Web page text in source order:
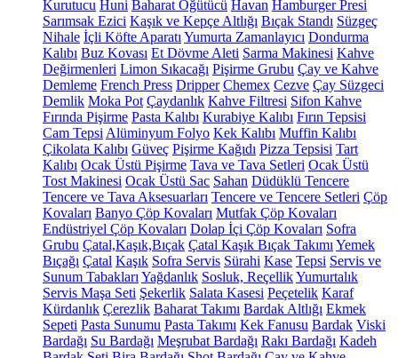
Kurutucu Huni Baharat Öğütücü Havan Hamburger Presi
Sarımsak Ezici Kaşık ve Kepçe Altlığı Bıçak Standı Süzgeç
Nihale İçli Köfte Aparatı Yumurta Zamanlayıcı Dondurma
Kalıbı Buz Kovası Et Dövme Aleti Sarma Makinesi Kahve
Değirmenleri Limon Sıkacağı Pişirme Grubu Çay ve Kahve
Demleme French Press Dripper Chemex Cezve Çay Süzgeci
Demlik Moka Pot Çaydanlık Kahve Filtresi Sifon Kahve
Fırında Pişirme Pasta Kalıbı Kurabiye Kalıbı Fırın Tepsisi
Cam Tepsi Alüminyum Folyo Kek Kalıbı Muffin Kalıbı
Çikolata Kalıbı Güveç Pişirme Kağıdı Pizza Tepsisi Tart
Kalıbı Ocak Üstü Pişirme Tava ve Tava Setleri Ocak Üstü
Tost Makinesi Ocak Üstü Sac Sahan Düdüklü Tencere
Tencere ve Tava Aksesuarları Tencere ve Tencere Setleri Çöp
Kovaları Banyo Çöp Kovaları Mutfak Çöp Kovaları
Endüstriyel Çöp Kovaları Dolap İçi Çöp Kovaları Sofra
Grubu Çatal,Kaşık,Bıçak Çatal Kaşık Bıçak Takımı Yemek
Bıçağı Çatal Kaşık Sofra Servis Sürahi Kase Tepsi Servis ve
Sunum Tabakları Yağdanlık Sosluk, ReçellikYumurtalık
Servis Maşa Seti Şekerlik Salata Kasesi Peçetelik Karaf
Kürdanlık Çerezlik Baharat Takımı Bardak Altlığı Ekmek
Sepeti Pasta Sunumu Pasta Takımı Kek Fanusu Bardak Viski
Bardağı Su Bardağı Meşrubat Bardağı Rakı Bardağı Kadeh